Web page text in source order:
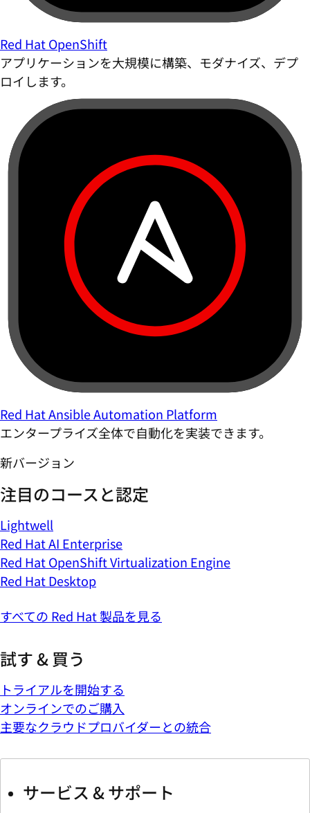
Red Hat OpenShift
アプリケーションを大規模に構築、モダナイズ、デプ
ロイします。
Red Hat Ansible Automation Platform
エンタープライズ全体で自動化を実装できます。
新バージョン
注目のコースと認定
Lightwell
Red Hat AI Enterprise
Red Hat OpenShift Virtualization Engine
Red Hat Desktop
すべての Red Hat 製品を見る
試す & 買う
トライアルを開始する
オンラインでのご購入
主要なクラウドプロバイダーとの統合
サービス & サポート